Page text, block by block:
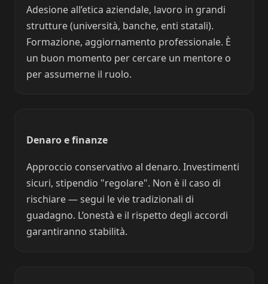
Adesione all’etica aziendale, lavoro in grandi
strutture (università, banche, enti statali).
Formazione, aggiornamento professionale. È
un buon momento per cercare un mentore o
per assumerne il ruolo.
Denaro e finanze
Approccio conservativo al denaro. Investimenti
sicuri, stipendio "regolare". Non è il caso di
rischiare — segui le vie tradizionali di
guadagno. L’onestà e il rispetto degli accordi
garantiranno stabilità.